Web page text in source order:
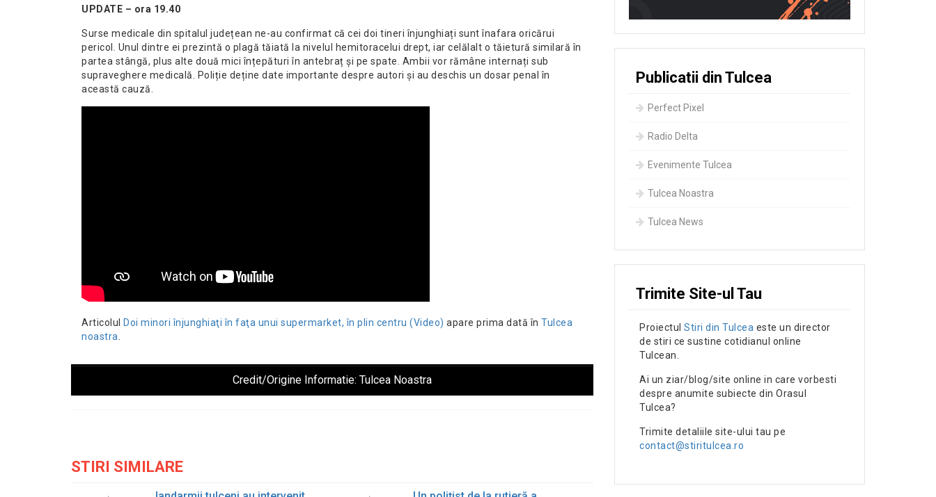
UPDATE – ora 19.40
Surse medicale din spitalul județean ne-au confirmat că cei doi tineri înjunghiați sunt înafara oricărui
pericol. Unul dintre ei prezintă o plagă tăiată la nivelul hemitoracelui drept, iar celălalt o tăietură similară în
partea stângă, plus alte două mici înțepături în antebraț și pe spate. Ambii vor rămâne internați sub
supraveghere medicală. Poliție deține date importante despre autori și au deschis un dosar penal în
această cauză.
Articolul Doi minori înjunghiaţi în faţa unui supermarket, în plin centru (Video) apare prima dată în Tulcea
noastra
Credit/Origine Informatie: Tulcea Noastra
STIRI SIMILARE
Publicatii din Tulcea
Perfect Pixel
Radio Delta
Evenimente Tulcea
Tulcea Noastra
Tulcea News
Trimite Site-ul Tau
Proiectul Stiri din Tulcea este un director
de stiri ce sustine cotidianul online
Tulcean.
Ai un ziar/blog/site online in care vorbesti
despre anumite subiecte din Orasul
Tulcea?
Trimite detaliile site-ului tau pe
contact@stiritulcea.ro